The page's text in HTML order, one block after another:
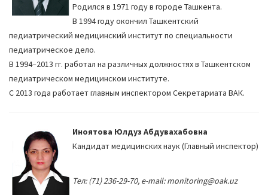
Родился в 1971 году в городе Ташкента.
В 1994 году окончил Ташкентский
педиатрический медицинский институт по специальности
педиатрическое дело.
В 1994–2013 гг. работал на различных должностях в Ташкентском
педиатрическом медицинском институте.
С 2013 года работает главным инспектором Секретариата ВАК.
Иноятова Юлдуз Абдувахабовна
Кандидат медицинских наук (Главный инспектор)
Тел: (71) 236-29-70, e-mail: monitoring@oak.uz